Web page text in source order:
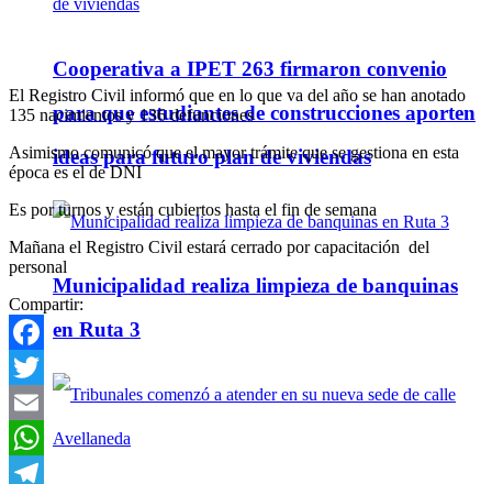
Cooperativa a IPET 263 firmaron convenio
para que estudiantes de construcciones aporten
ideas para futuro plan de viviendas
Municipalidad realiza limpieza de banquinas
en Ruta 3
El Registro Civil informó que en lo que va del año se han anotado
135 nacimientos y 136 defunciones
Asimismo comunicó que el mayor trámite que se gestiona en esta
época es el de DNI
Es por turnos y están cubiertos hasta el fin de semana
Mañana el Registro Civil estará cerrado por capacitación del
personal
Compartir:
Facebook
Twitter
Email
WhatsApp